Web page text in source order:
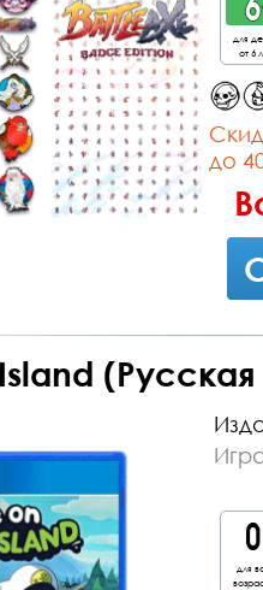
для
от 6
до
для